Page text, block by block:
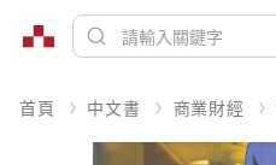
首頁 中文書 商業財經